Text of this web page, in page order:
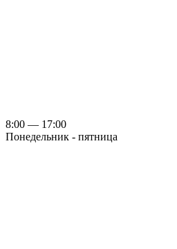
8:00 — 17:00
Понедельник - пятница